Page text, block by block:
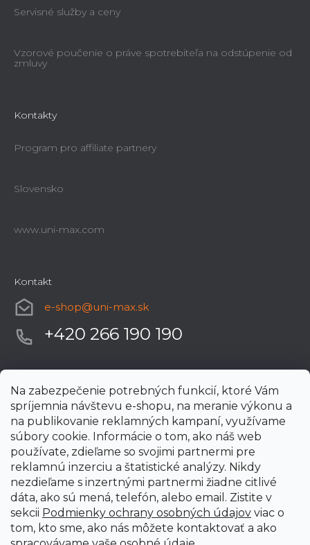
Na zabezpečenie potrebných funkcií, ktoré Vám
spríjemnia návštevu e-shopu, na meranie výkonu a
na publikovanie reklamných kampaní, využívame
súbory cookie. Informácie o tom, ako náš web
používate, zdieľame so svojimi partnermi pre
reklamnú inzerciu a štatistické analýzy. Nikdy
nezdieľame s inzertnými partnermi žiadne citlivé
dáta, ako sú mená, telefón, alebo email. Zistite v
sekcii Podmienky ochrany osobných údajov viac o
tom, kto sme, ako nás môžete kontaktovať a ako
Servisné služby a ceny
Vzorové poučenie o práve spotrebiteľa na odstúpenie od
zmluvy
Kontakty
Program pro affiliate partnery
Slovensko
www.uni-max.com
Kontakt
e-shop@uni-max.sk
+420 266 190 190